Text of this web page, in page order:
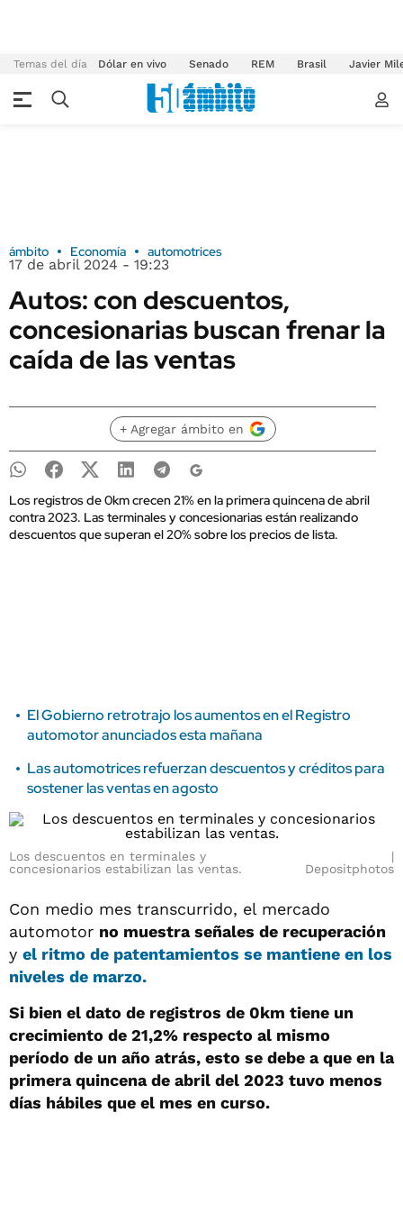
Temas del día Dólar en vivo Senado REM Brasil Javier
ámbito Economía automotrices
17 de abril 2024 - 19:23
Autos: con descuentos,
concesionarias buscan frenar la
caída de las ventas
+ Agregar ámbito en
Los registros de 0km crecen 21% en la primera quincena de abril
contra 2023. Las terminales y concesionarias están realizando
descuentos que superan el 20% sobre los precios de lista.
El Gobierno retrotrajo los aumentos en el Registro
automotor anunciados esta mañana
Las automotrices refuerzan descuentos y créditos para
sostener las ventas en agosto
Los descuentos en terminales y
concesionarios estabilizan las ventas.
Depositphotos
Con medio mes transcurrido, el mercado
automotor no muestra señales de recuperación
y el ritmo de patentamientos se mantiene en los
niveles de marzo.
Si bien el dato de registros de 0km tiene un
crecimiento de 21,2% respecto al mismo
período de un año atrás, esto se debe a que en la
primera quincena de abril del 2023 tuvo menos
días hábiles que el mes en curso.